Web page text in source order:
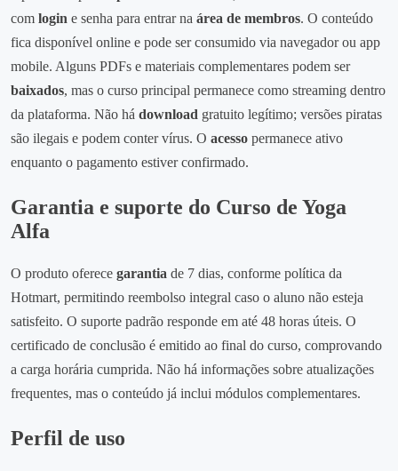
com login e senha para entrar na área de membros. O conteúdo
fica disponível online e pode ser consumido via navegador ou app
mobile. Alguns PDFs e materiais complementares podem ser
baixados, mas o curso principal permanece como streaming dentro
da plataforma. Não há download gratuito legítimo; versões piratas
são ilegais e podem conter vírus. O acesso permanece ativo
enquanto o pagamento estiver confirmado.
Garantia e suporte do Curso de Yoga
Alfa
O produto oferece garantia de 7 dias, conforme política da
Hotmart, permitindo reembolso integral caso o aluno não esteja
satisfeito. O suporte padrão responde em até 48 horas úteis. O
certificado de conclusão é emitido ao final do curso, comprovando
a carga horária cumprida. Não há informações sobre atualizações
frequentes, mas o conteúdo já inclui módulos complementares.
Perfil de uso